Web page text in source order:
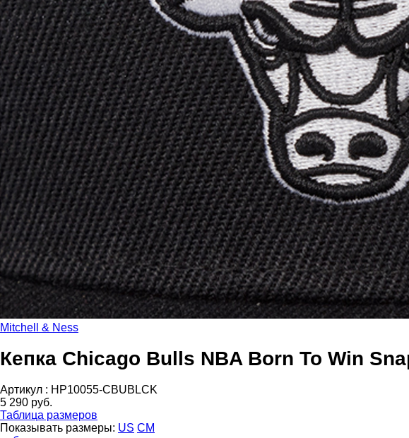
Mitchell & Ness
Кепка Chicago Bulls NBA Born To Win
Артикул : HP10055-CBUBLCK
5 290 руб.
Таблица размеров
Показывать размеры: US CM